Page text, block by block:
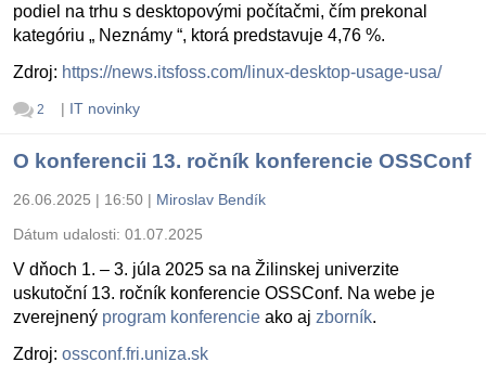
podiel na trhu s desktopovými počítačmi, čím prekonal
kategóriu „ Neznámy “, ktorá predstavuje 4,76 %.
Zdroj: https://news.itsfoss.com/linux-desktop-usage-usa/
2 | IT novinky
O konferencii 13. ročník konferencie OSSConf
26.06.2025 | 16:50 | Miroslav Bendík
Dátum udalosti: 01.07.2025
V dňoch 1. – 3. júla 2025 sa na Žilinskej univerzite
uskutoční 13. ročník konferencie OSSConf. Na webe je
zverejnený program konferencie ako aj zborník.
Zdroj: ossconf.fri.uniza.sk